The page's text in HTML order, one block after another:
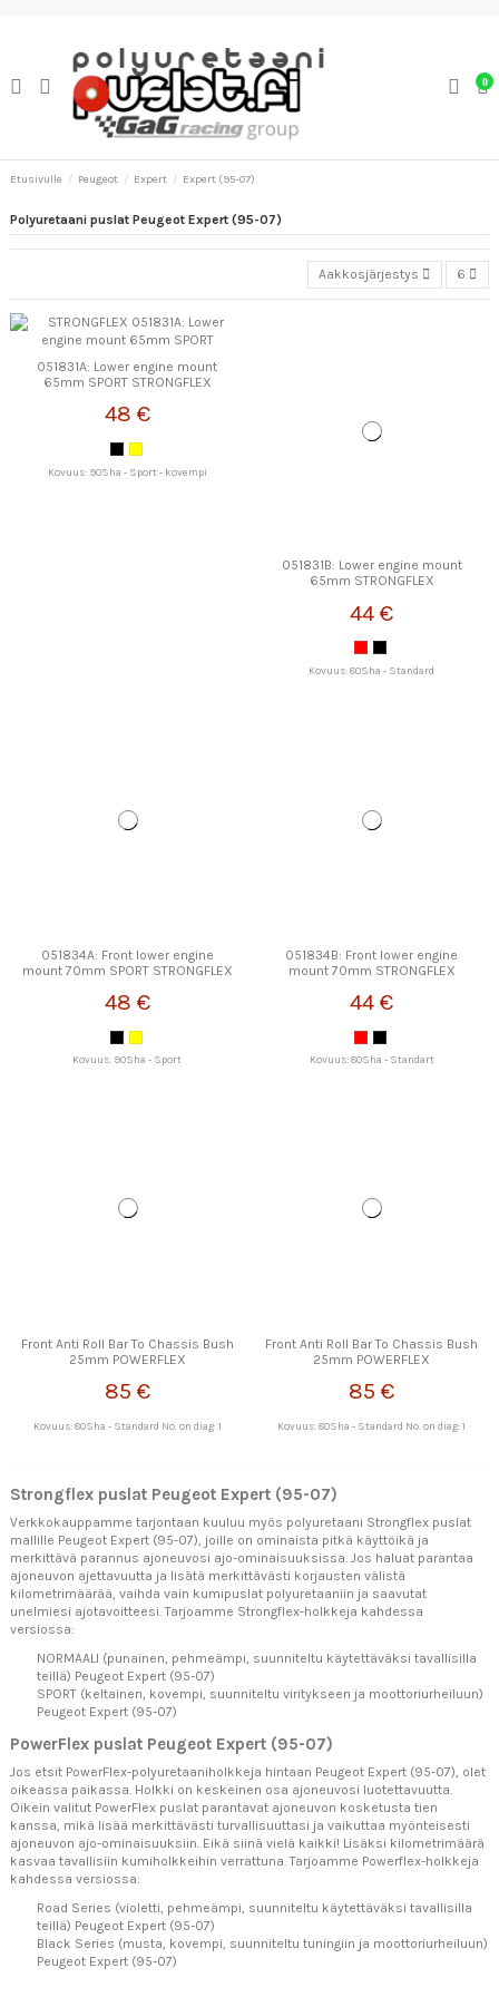
0
Etusivulle Peugeot Expert Expert (95-07)
Polyuretaani puslat Peugeot Expert (95-07)
Aakkosjärjestys 6
051831A: Lower engine mount
65mm SPORT STRONGFLEX
48 €
Kovuus: 90Sha - Sport - kovempi
051831B: Lower engine mount
65mm STRONGFLEX
44 €
Kovuus: 80Sha - Standard
051834A: Front lower engine
mount 70mm SPORT STRONGFLEX
48 €
Kovuus: 90Sha - Sport
051834B: Front lower engine
mount 70mm STRONGFLEX
44 €
Kovuus: 80Sha - Standart
Front Anti Roll Bar To Chassis Bush
25mm POWERFLEX
85 €
Kovuus: 80Sha - Standard No. on diag: 1
Front Anti Roll Bar To Chassis Bush
25mm POWERFLEX
85 €
Kovuus: 80Sha - Standard No. on diag: 1
Strongflex puslat Peugeot Expert (95-07)
Verkkokauppamme tarjontaan kuuluu myös polyuretaani Strongflex puslat
mallille Peugeot Expert (95-07), joille on ominaista pitkä käyttöikä ja
merkittävä parannus ajoneuvosi ajo-ominaisuuksissa. Jos haluat parantaa
ajoneuvon ajettavuutta ja lisätä merkittävästi korjausten välistä
kilometrimäärää, vaihda vain kumipuslat polyuretaaniin ja saavutat
unelmiesi ajotavoitteesi. Tarjoamme Strongflex-holkkeja kahdessa
versiossa:
NORMAALI (punainen, pehmeämpi, suunniteltu käytettäväksi tavallisilla
teillä) Peugeot Expert (95-07)
SPORT (keltainen, kovempi, suunniteltu viritykseen ja moottoriurheiluun)
Peugeot Expert (95-07)
PowerFlex puslat Peugeot Expert (95-07)
Jos etsit PowerFlex-polyuretaaniholkkeja hintaan Peugeot Expert (95-07), olet
oikeassa paikassa. Holkki on keskeinen osa ajoneuvosi luotettavuutta.
Oikein valitut PowerFlex puslat parantavat ajoneuvon kosketusta tien
kanssa, mikä lisää merkittävästi turvallisuuttasi ja vaikuttaa myönteisesti
ajoneuvon ajo-ominaisuuksiin. Eikä siinä vielä kaikki! Lisäksi kilometrimäärä
kasvaa tavallisiin kumiholkkeihin verrattuna. Tarjoamme Powerflex-holkkeja
kahdessa versiossa:
Road Series (violetti, pehmeämpi, suunniteltu käytettäväksi tavallisilla
teillä) Peugeot Expert (95-07)
Black Series (musta, kovempi, suunniteltu tuningiin ja moottoriurheiluun)
Peugeot Expert (95-07)